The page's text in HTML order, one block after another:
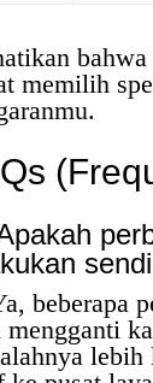
memilih
beberapa
mengganti
lebih